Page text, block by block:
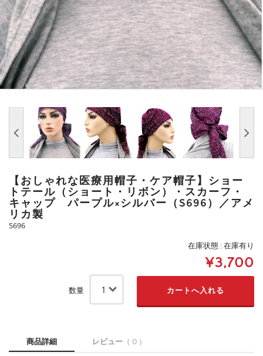
【おしゃれな医療用帽子・ケア帽子】ショー
トテール（ショート・リボン）・スカーフ・
キャップ パープル×シルバー（S696）／アメ
リカ製
S696
在庫状態 : 在庫有り
¥3,700
数量
商品詳細 レビュー （ 0 ）